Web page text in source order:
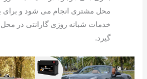
محل مشتری انجام می شود و برای
خدمات شبانه روزی گارانتی در
گیرد.